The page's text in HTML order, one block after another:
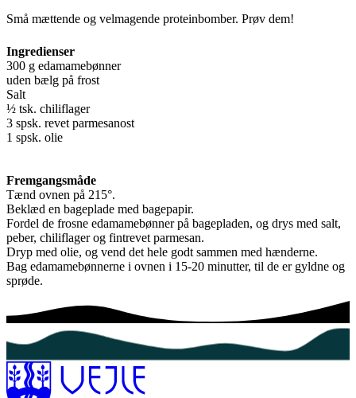
Små mættende og velmagende proteinbomber. Prøv dem!
Ingredienser
300 g edamamebønner
uden bælg på frost
Salt
½ tsk. chiliflager
3 spsk. revet parmesanost
1 spsk. olie
Fremgangsmåde
Tænd ovnen på 215°.
Beklæd en bageplade med bagepapir.
Fordel de frosne edamamebønner på bagepladen, og drys med salt,
peber, chiliflager og fintrevet parmesan.
Dryp med olie, og vend det hele godt sammen med hænderne.
Bag edamamebønnerne i ovnen i 15-20 minutter, til de er gyldne og
sprøde.